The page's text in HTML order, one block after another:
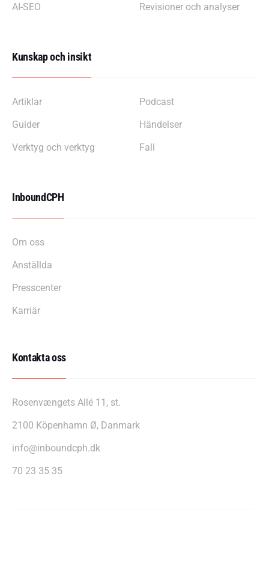
AI-SEO
Revisioner och analyser
Kunskap och insikt
Artiklar
Guider
Verktyg och verktyg
Podcast
Händelser
Fall
InboundCPH
Om oss
Anställda
Presscenter
Karriär
Kontakta oss
Rosenvængets Allé 11, st.
2100 Köpenhamn Ø, Danmark
info@inboundcph.dk
70 23 35 35